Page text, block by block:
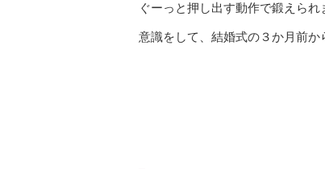
ぐーっと押し出す動作で鍛えられ
意識をして、結婚式の３か月前か